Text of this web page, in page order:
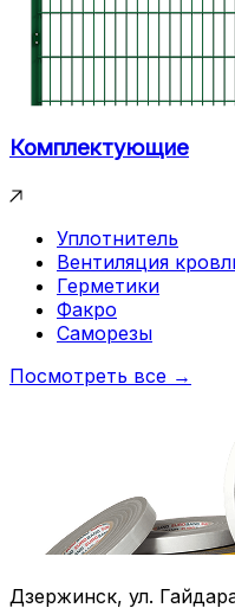
Комплектующие
Уплотнитель
Вентиляция
Герметики
Факро
Саморезы
Посмотреть все →
Дзержинск, ул.